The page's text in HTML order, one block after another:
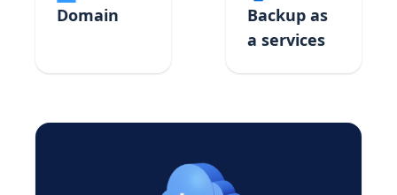
Domain
Backup as
a services